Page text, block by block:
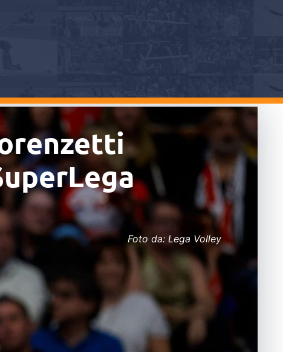
Foto da: Lega Volley